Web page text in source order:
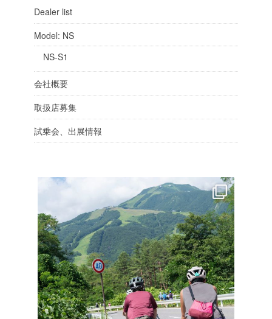
Dealer list
Model: NS
NS-S1
会社概要
取扱店募集
試乗会、出展情報